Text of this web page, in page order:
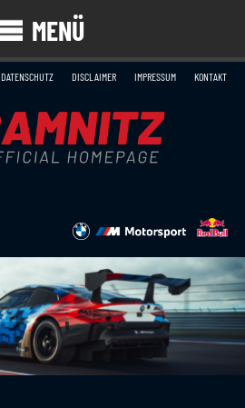
MENÜ
DATENSCHUTZ DISCLAIMER IMPRESSUM KONTAKT